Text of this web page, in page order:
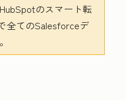
のスマート転
全てのSalesforceデ